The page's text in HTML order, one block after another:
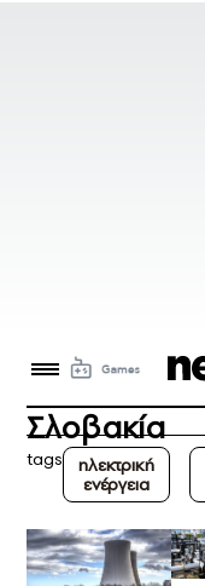
Σλοβακία
tags
ηλεκτρική
ενέργεια